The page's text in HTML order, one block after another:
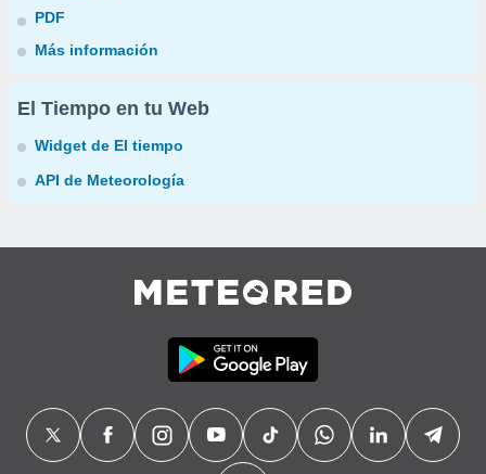
PDF
Más información
El Tiempo en tu Web
Widget de El tiempo
API de Meteorología